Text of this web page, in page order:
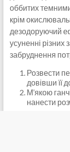
оббитих
крім
дезодоруючий
усуненні різних
забруднення
Розвести
довівши її
М’якою
нанести